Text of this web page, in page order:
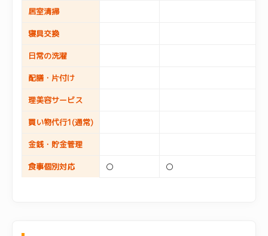
居室清掃
寝具交換
日常の洗濯
配膳・片付け
理美容サービス
買い物代行1(通常)
金銭・貯金管理
食事個別対応 〇 〇